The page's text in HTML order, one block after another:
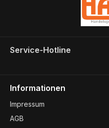
Service-Hotline
Informationen
Impressum
AGB